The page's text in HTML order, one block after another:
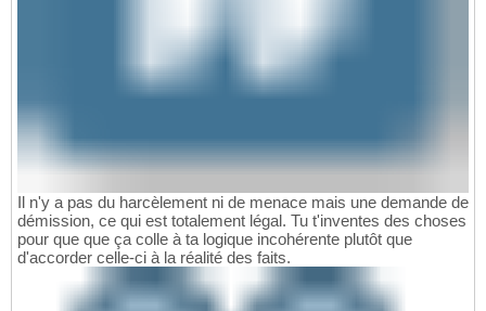
Il n'y a pas du harcèlement ni de menace mais une demande de
démission, ce qui est totalement légal. Tu t'inventes des choses
pour que que ça colle à ta logique incohérente plutôt que
d'accorder celle-ci à la réalité des faits.